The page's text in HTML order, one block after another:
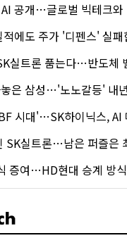
공개…글로벌 빅테크와
에도 주가 '디펜스' 실패
실트론 품는다…반도체 밸
은 삼성…'노노갈등' 내
대'…SK하이닉스, AI 메모리 표
실트론…남은 퍼즐은 최
증여…HD현대 승계 방